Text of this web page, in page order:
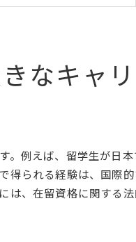
での生活をサポート
なキャ
例えば、留学生が日
られる経験は、国際
は、在留資格に関する